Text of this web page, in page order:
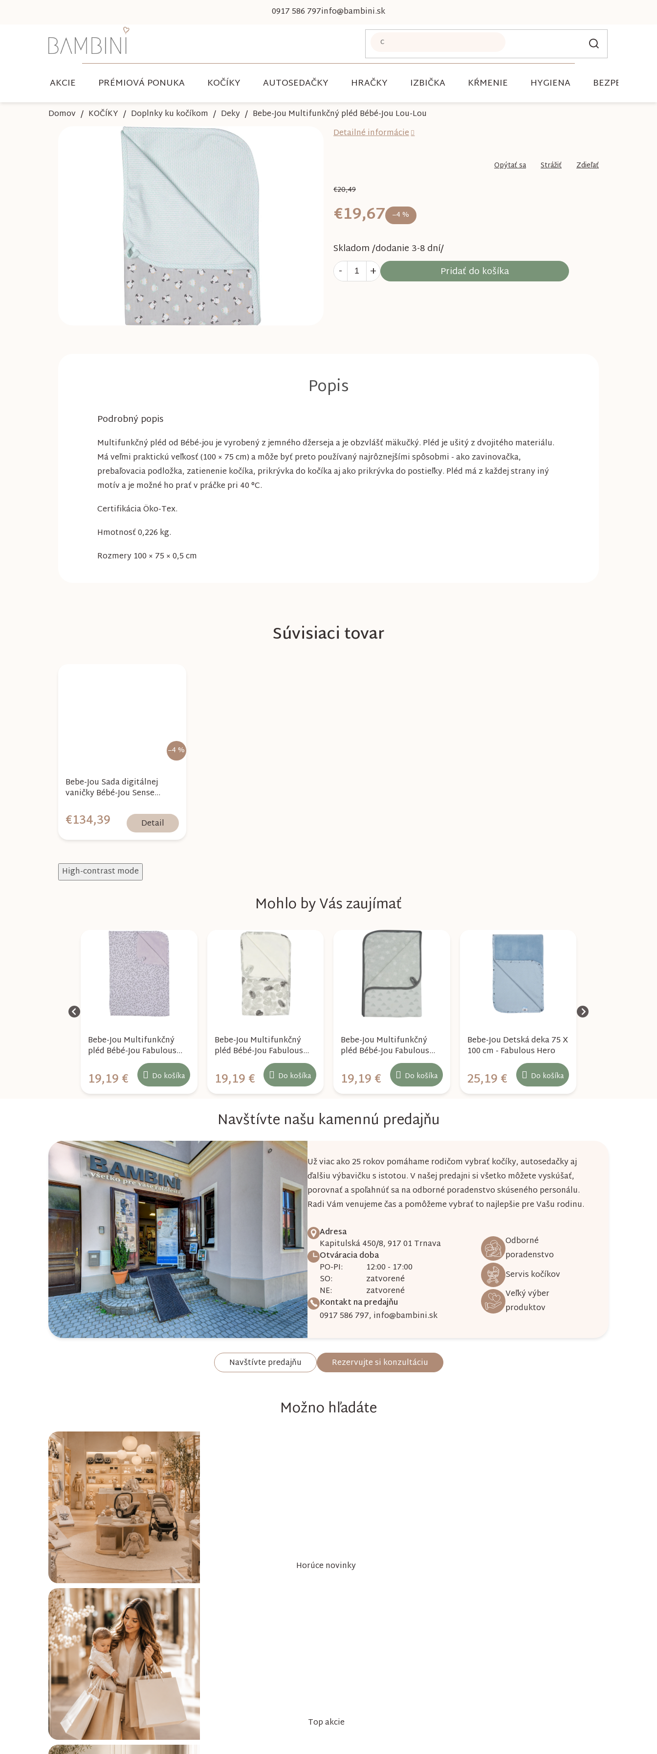
0917 586 797info@bambini.sk
AKCIE PRÉMIOVÁ PONUKA KOČÍKY AUTOSEDAČKY HRAČKY IZBIČKA KŔMENIE HYGIENA BEZPEČNOSŤ
Domov KOČÍKY Doplnky ku kočíkom Deky Bebe-Jou Multifunkčný pléd Bébé-Jou Lou-Lou
€20,49
–4 %
€19,67
Skladom /dodanie 3-8 dní/
Pridať do košíka
Detailné informácie
Opýtať sa Strážiť Zdieľať
Súvisiaci tovar
–4 %
Bebe-Jou Sada digitálnej
vaničky Bébé-Jou Sense
€134,39 Detail
Podrobný popis
Multifunkčný pléd od Bébé-jou je vyrobený z jemného džerseja a je obzvlášť mäkučký. Pléd je ušitý z dvojitého materiálu.
Má veľmi praktickú veľkosť (100 × 75 cm) a môže byť preto používaný najrôznejšími spôsobmi - ako zavinovačka,
prebaľovacia podložka, zatienenie kočíka, prikrývka do kočíka aj ako prikrývka do postieľky. Pléd má z každej strany iný
motív a je možné ho prať v práčke pri 40 °C.
Certifikácia Öko-Tex.
Hmotnosť 0,226 kg.
Rozmery 100 × 75 × 0,5 cm
High-contrast mode
Mohlo by Vás zaujímať
Bebe-Jou Multifunkčný
pléd Bébé-Jou Fabulous
19,19 € Do košíka
Bebe-Jou Multifunkčný
pléd Bébé-Jou Fabulous
19,19 € Do košíka
Bebe-Jou Multifunkčný
pléd Bébé-Jou Fabulous
19,19 € Do košíka
Bebe-Jou Detská deka 75 X
100 cm - Fabulous Hero
25,19 € Do košíka
Navštívte našu kamennú predajňu
Už viac ako 25 rokov pomáhame rodičom vybrať kočíky, autosedačky aj
ďalšiu výbavičku s istotou. V našej predajni si všetko môžete vyskúšať,
porovnať a spoľahnúť sa na odborné poradenstvo skúseného personálu.
Radi Vám venujeme čas a pomôžeme vybrať to najlepšie pre Vašu rodinu.
Adresa
Kapitulská 450/8, 917 01 Trnava
Otváracia doba
PO-PI:
12:00 - 17:00
SO:
zatvorené
NE:
zatvorené
Kontakt na predajňu
0917 586 797, info@bambini.sk
Odborné
poradenstvo
Servis kočíkov
Veľký výber
produktov
Navštívte predajňu Rezervujte si konzultáciu
Možno hľadáte
Horúce novinky
Top akcie